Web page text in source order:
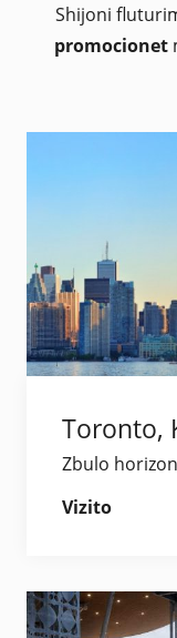
Shijoni
promocionet
Toronto,
Zbulo
Vizito